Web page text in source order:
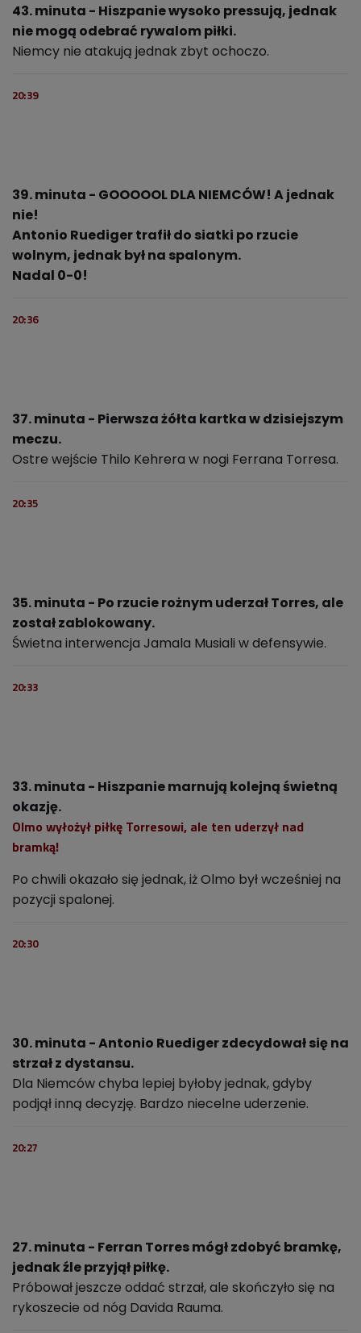
43. minuta - Hiszpanie wysoko pressują, jednak
nie mogą odebrać rywalom piłki.
Niemcy nie atakują jednak zbyt ochoczo.
20:39
39. minuta - GOOOOOL DLA NIEMCÓW! A jednak
nie!
Antonio Ruediger trafił do siatki po rzucie
wolnym, jednak był na spalonym.
Nadal 0-0!
20:36
37. minuta - Pierwsza żółta kartka w dzisiejszym
meczu.
Ostre wejście Thilo Kehrera w nogi Ferrana Torresa.
20:35
35. minuta - Po rzucie rożnym uderzał Torres, ale
został zablokowany.
Świetna interwencja Jamala Musiali w defensywie.
20:33
33. minuta - Hiszpanie marnują kolejną świetną
okazję.
Olmo wyłożył piłkę Torresowi, ale ten uderzył nad
bramką!
Po chwili okazało się jednak, iż Olmo był wcześniej na
pozycji spalonej.
20:30
30. minuta - Antonio Ruediger zdecydował się na
strzał z dystansu.
Dla Niemców chyba lepiej byłoby jednak, gdyby
podjął inną decyzję. Bardzo niecelne uderzenie.
20:27
27. minuta - Ferran Torres mógł zdobyć bramkę,
jednak źle przyjął piłkę.
Próbował jeszcze oddać strzał, ale skończyło się na
rykoszecie od nóg Davida Rauma.